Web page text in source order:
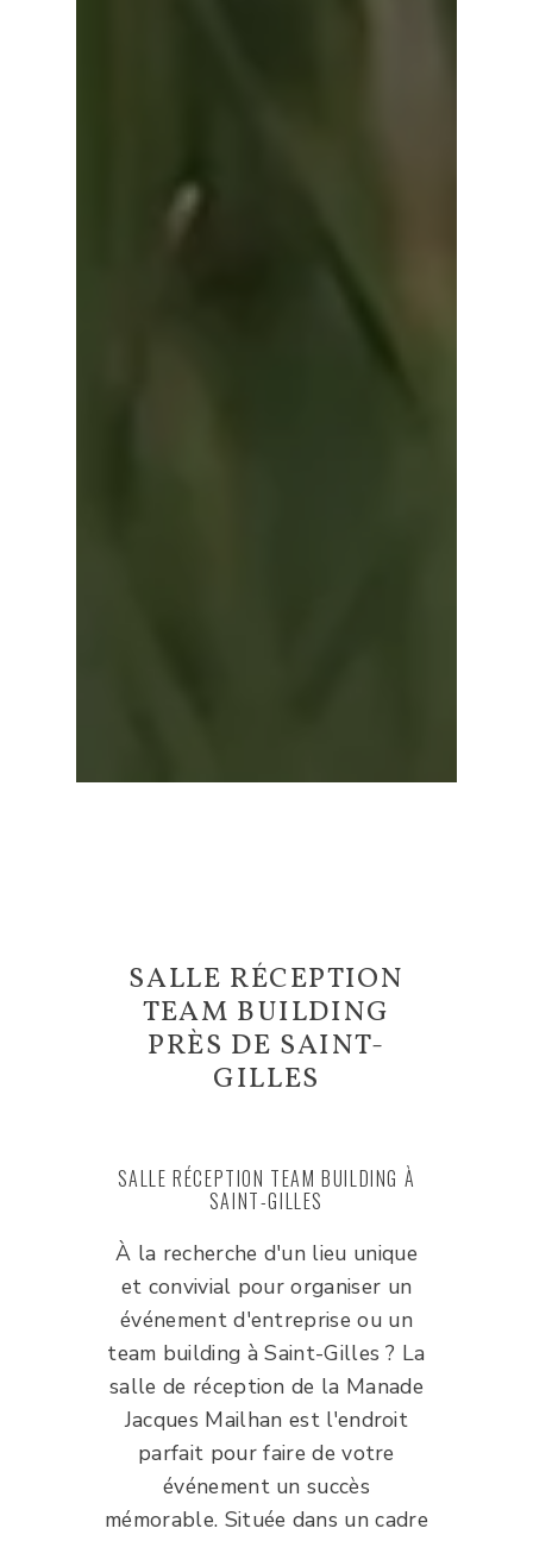
SALLE RÉCEPTION
TEAM BUILDING
PRÈS DE SAINT-
GILLES
SALLE RÉCEPTION TEAM BUILDING À
SAINT-GILLES
À la recherche d'un lieu unique
et convivial pour organiser un
événement d'entreprise ou un
team building à Saint-Gilles ? La
salle de réception de la Manade
Jacques Mailhan est l'endroit
parfait pour faire de votre
événement un succès
mémorable. Située dans un cadre